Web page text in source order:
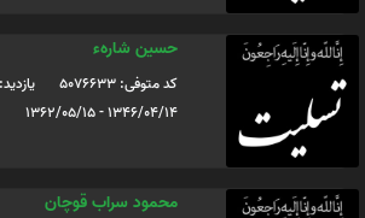
حسین شارهء
کد متوفی: 5076633
یازدید: 48
1346/04/14 - 1362/05/15
محمود سراب قوچان